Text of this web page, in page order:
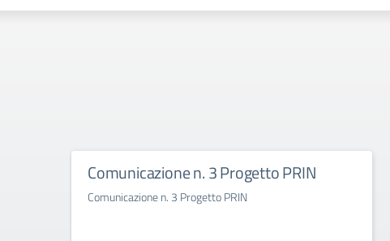
Comunicazione n. 3 Progetto PRIN
Comunicazione n. 3 Progetto PRIN